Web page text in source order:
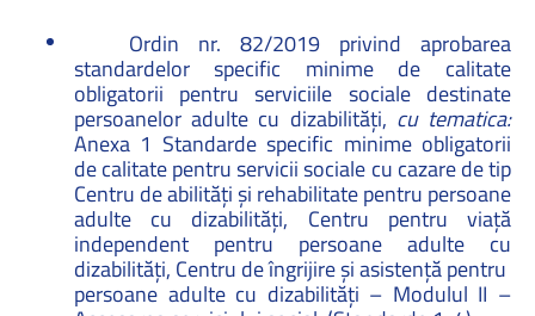
Ordin nr. 82/2019 privind aprobarea
standardelor specific minime de calitate
obligatorii pentru serviciile sociale destinate
persoanelor adulte cu dizabilități, cu tematica:
Anexa 1 Standarde specific minime obligatorii
de calitate pentru servicii sociale cu cazare de tip
Centru de abilități și rehabilitate pentru persoane
adulte cu dizabilități, Centru pentru viață
independent pentru persoane adulte cu
dizabilități, Centru de îngrijire și asistență pentru
persoane adulte cu dizabilități – Modulul II –